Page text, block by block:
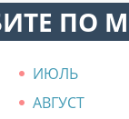
ПО
ИЮЛЬ
АВГУСТ